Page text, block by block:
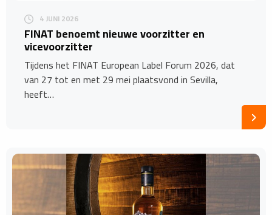
4 JUNI 2026
FINAT benoemt nieuwe voorzitter en
vicevoorzitter
Tijdens het FINAT European Label Forum 2026, dat
van 27 tot en met 29 mei plaatsvond in Sevilla,
heeft…